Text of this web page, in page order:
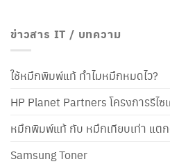
ข่าวสาร IT / บทความ
ใช้หมึกพิมพ์แท้ ทำไมหมึกหมดไว?
HP Planet Partners โครงการรีไ
หมึกพิมพ์แท้ กับ หมึกเทียบเท่า แต
Samsung Toner